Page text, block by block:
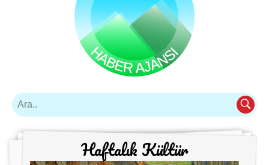
Haftalık Kültür